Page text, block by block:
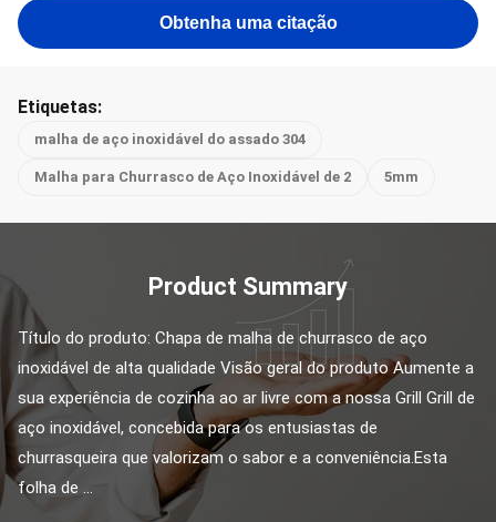
Obtenha uma citação
Etiquetas:
malha de aço inoxidável do assado 304
Malha para Churrasco de Aço Inoxidável de 2 5mm
Product Summary
Título do produto: Chapa de malha de churrasco de aço
inoxidável de alta qualidade Visão geral do produto Aumente a
sua experiência de cozinha ao ar livre com a nossa Grill Grill de
aço inoxidável, concebida para os entusiastas de
churrasqueira que valorizam o sabor e a conveniência.Esta
folha de ...